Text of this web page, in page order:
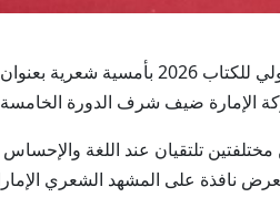
وارسو في 29 مايو / وام /افتتحت إمارة الشارقة
الإمارة ضيف شرف الدورة
تلتقيان عند اللغة
نافذة على المشهد الشعري